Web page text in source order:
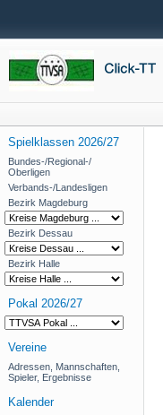
Spielklassen 2026/27
Bundes-/Regional-/
Oberligen
Verbands-/Landesligen
Bezirk Magdeburg
Bezirk Dessau
Bezirk Halle
Pokal 2026/27
Vereine
Adressen, Mannschaften,
Spieler, Ergebnisse
Kalender